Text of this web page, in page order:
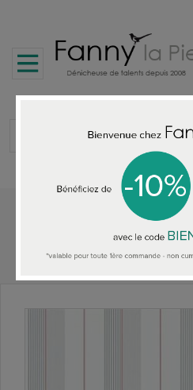
ALL THE
Ralph Lauren Aiden Stripe